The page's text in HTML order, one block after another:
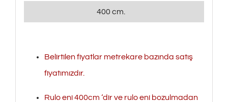
400 cm.
Belirtilen fiyatlar metrekare bazında satış
fiyatımızdır.
Rulo eni 400cm ‘dir ve rulo eni bozulmadan